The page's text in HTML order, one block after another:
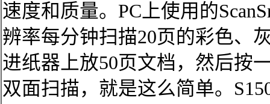
速度和质量。PC上使用的
辨率每分钟扫描20页的彩色、
进纸器上放50页文档，然后按
双面扫描，就是这么简单。